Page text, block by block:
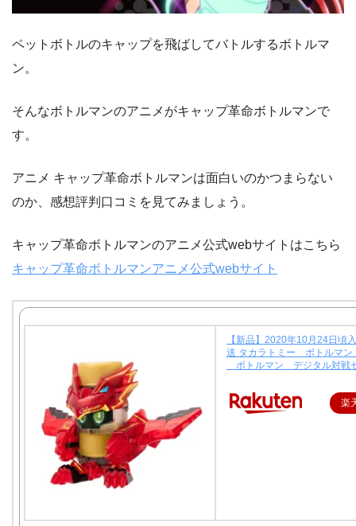
ペットボトルのキャップを飛ばしてバトルするボトルマ
ン。
そんなボトルマンのアニメがキャップ革命ボトルマンで
す。
アニメ キャップ革命ボトルマンは面白いのかつまらない
のか、感想評判口コミを見てみましょう。
キャップ革命ボトルマンのアニメ公式webサイトはこちら
キャップ革命ボトルマンアニメ公式webサイト
【新品】2020年10月24日頃
送 タカラトミー ボトルマ
ボトルマン デジタル対戦
楽